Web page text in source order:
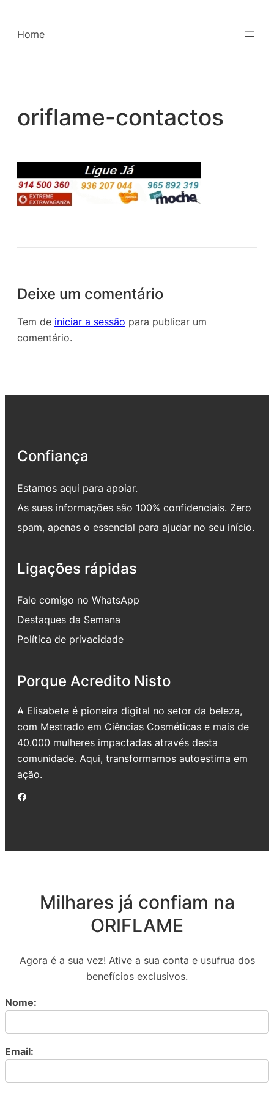
para
Home
oriflame-contactos
Deixe um comentário
Tem de iniciar a sessão para publicar um
comentário.
Confiança
Estamos aqui para apoiar.
As suas informações são 100% confidenciais. Zero
spam, apenas o essencial para ajudar no seu início.
Ligações rápidas
Fale comigo no WhatsApp
Destaques da Semana
Política de privacidade
Porque Acredito Nisto
A Elisabete é pioneira digital no setor da beleza,
com Mestrado em Ciências Cosméticas e mais de
40.000 mulheres impactadas através desta
comunidade. Aqui, transformamos autoestima em
ação.
Facebook
Milhares já confiam na
ORIFLAME
Agora é a sua vez! Ative a sua conta e usufrua dos
benefícios exclusivos.
Nome:
Email: